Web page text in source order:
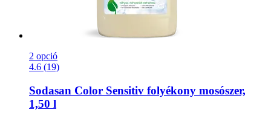
2 opció
4.6 (19)
Sodasan Color Sensitiv folyékony mosószer,
1,50 l